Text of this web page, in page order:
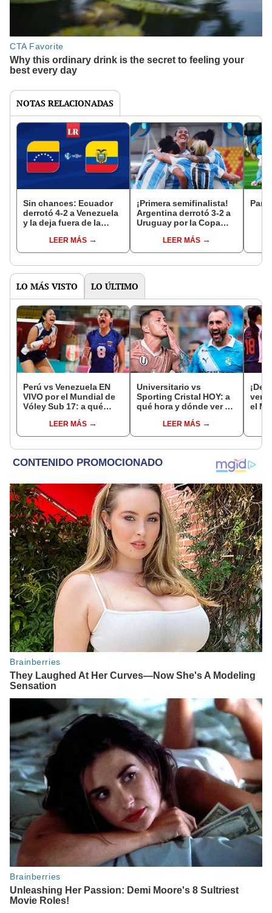
NOTAS RELACIONADAS
Sin chances: Ecuador
derrotó 4-2 a Venezuela
y la deja fuera de la
Femenina 2025
LEER MÁS
¡Primera semifinalista!
Argentina derrotó 3-2 a
Uruguay por la Copa
Femenina 2025
LEER MÁS
LO MÁS VISTO LO ÚLTIMO
Perú vs Venezuela EN
VIVO por el Mundial de
Vóley Sub 17: a qué
partido de la fecha 2
LEER MÁS
Universitario vs
Sporting Cristal HOY: a
qué hora y dónde ver el
Clausura de la Liga 1
2026
LEER MÁS
el